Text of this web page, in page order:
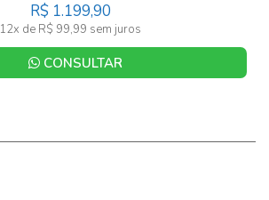
R$ 1.199,90
12x de R$ 99,99 sem juros
CONSULTAR